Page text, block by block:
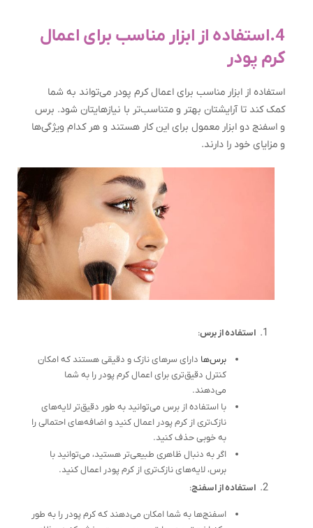
4.استفاده از ابزار مناسب برای اعمال
کرم پودر
استفاده از ابزار مناسب برای اعمال کرم پودر می‌تواند به شما
کمک کند تا آرایشتان بهتر و متناسب‌تر با نیازهایتان شود. برس
و اسفنج دو ابزار معمول برای این کار هستند و هر کدام ویژگی‌ها
و مزایای خود را دارند.
استفاده از برس:
برس‌ها دارای سرهای نازک و دقیقی هستند که امکان
کنترل دقیق‌تری برای اعمال کرم پودر را به شما
می‌دهند.
با استفاده از برس می‌توانید به طور دقیق‌تر لایه‌های
نازک‌تری از کرم پودر اعمال کنید و اضافه‌های احتمالی را
به خوبی حذف کنید.
اگر به دنبال ظاهری طبیعی‌تر هستید، می‌توانید با
برس، لایه‌های نازک‌تری از کرم پودر اعمال کنید.
استفاده از اسفنج:
اسفنج‌ها به شما امکان می‌دهند که کرم پودر را به طور